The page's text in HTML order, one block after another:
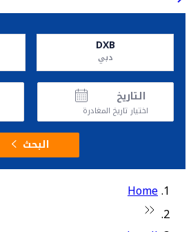
DXB
دبي
التاريخ
اختيار تاريخ المغادرة
البحث
Home